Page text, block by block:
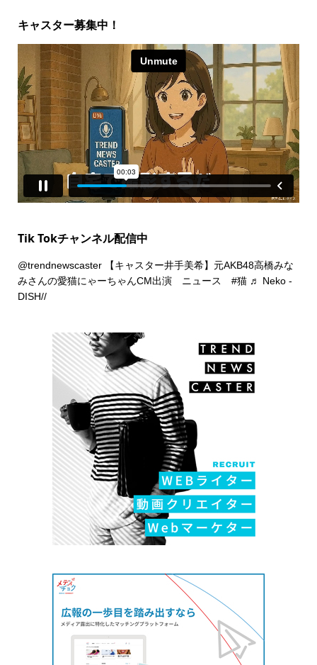
キャスター募集中！
Tik Tokチャンネル配信中
@trendnewscaster【キャスター井手美希】元AKB48高橋みな
みさんの愛猫にゃーちゃんCM出演 ニュース #猫 ♬ Neko -
DISH//